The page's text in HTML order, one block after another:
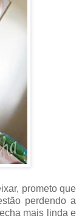
prometo que
perdendo a
mais linda e